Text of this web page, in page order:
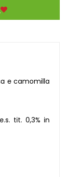
e camomilla
tit. 0,3% in